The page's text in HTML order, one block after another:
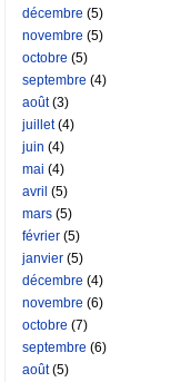
décembre (5)
novembre (5)
octobre (5)
septembre (4)
août(3)
juillet(4)
juin (4)
mai (4)
avril (5)
mars (5)
février (5)
janvier (5)
décembre (4)
novembre (6)
octobre (7)
septembre (6)
août(5)